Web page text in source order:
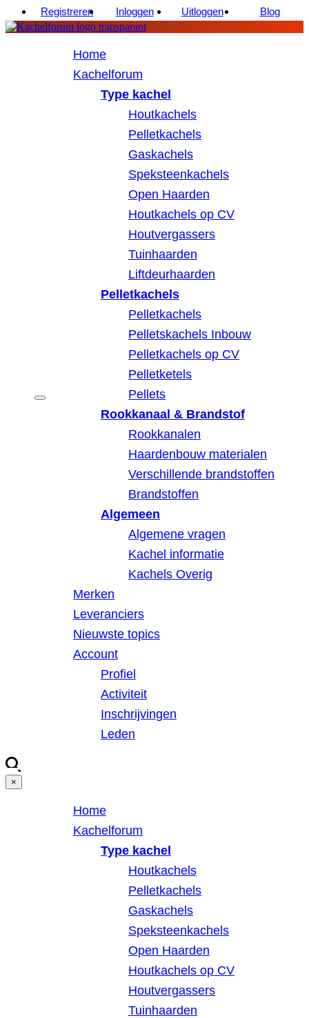
Registreren Inloggen Uitloggen Blog
Home
Kachelforum
Type kachel
Houtkachels
Pelletkachels
Gaskachels
Speksteenkachels
Open Haarden
Houtkachels op CV
Houtvergassers
Tuinhaarden
Liftdeurhaarden
Pelletkachels
Pelletkachels
Pelletskachels Inbouw
Pelletkachels op CV
Pelletketels
Pellets
Rookkanaal & Brandstof
Rookkanalen
Haardenbouw materialen
Verschillende brandstoffen
Brandstoffen
Algemeen
Algemene vragen
Kachel informatie
Kachels Overig
Merken
Leveranciers
Nieuwste topics
Account
Profiel
Activiteit
Inschrijvingen
Leden
×
Home
Kachelforum
Type kachel
Houtkachels
Pelletkachels
Gaskachels
Speksteenkachels
Open Haarden
Houtkachels op CV
Houtvergassers
Tuinhaarden